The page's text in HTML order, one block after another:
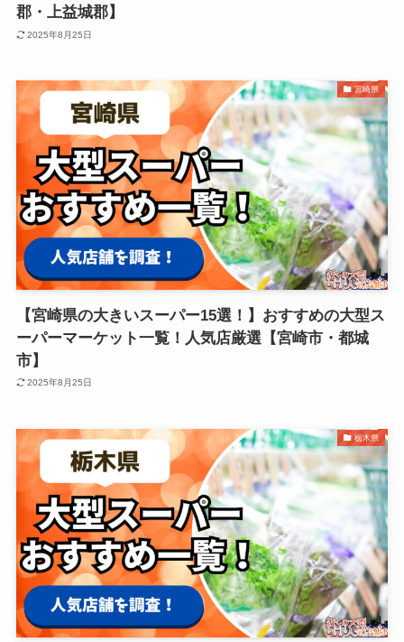
郡・上益城郡】
2025年8月25日
宮崎県
【宮崎県の大きいスーパー15選！】おすすめの大型ス
ーパーマーケット一覧！人気店厳選【宮崎市・都城
市】
2025年8月25日
栃木県